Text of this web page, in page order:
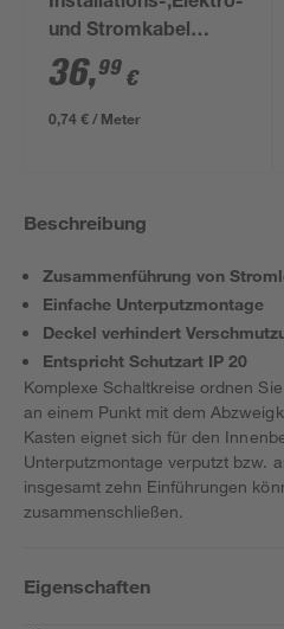
und Stromkabel
NYM-J 3x1,5mm² 50
m
36,99 €
0,74 € / Meter
Beschreibung
Zusammenführung von
Einfache Unterputzmontage
Deckel verhindert
Entspricht Schutzart IP 20
Komplexe Schaltkreise ordnen
an einem Punkt mit dem
Kasten eignet sich für den
Unterputzmontage verputzt bzw.
insgesamt zehn Einführungen
zusammenschließen.
Eigenschaften